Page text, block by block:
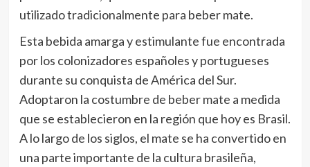
utilizado tradicionalmente para beber mate.
Esta bebida amarga y estimulante fue encontrada
por los colonizadores españoles y portugueses
durante su conquista de América del Sur.
Adoptaron la costumbre de beber mate a medida
que se establecieron en la región que hoy es Brasil.
A lo largo de los siglos, el mate se ha convertido en
una parte importante de la cultura brasileña,